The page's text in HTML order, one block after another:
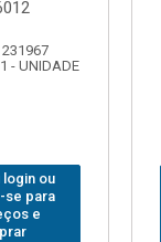
WAFT
- UNIDADE
login ou
se para
e